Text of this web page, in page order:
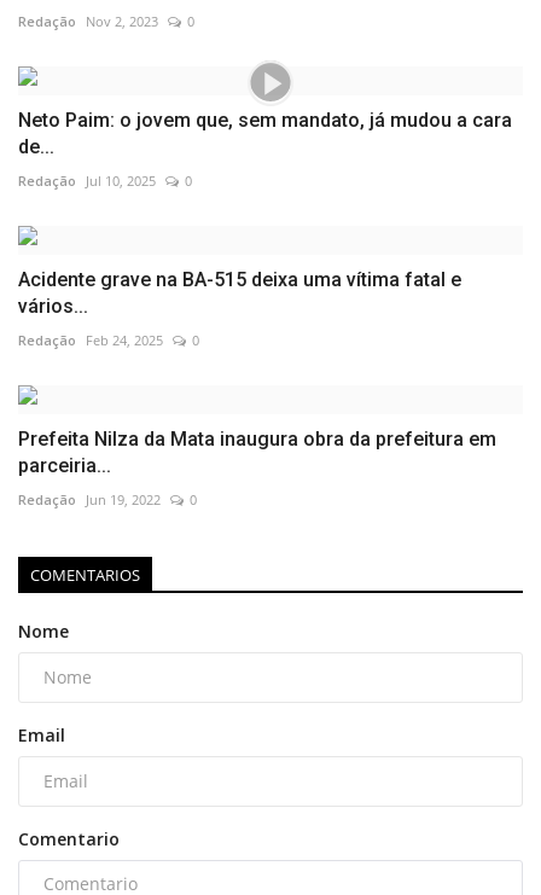
Redação Nov 2, 2023 0
Neto Paim: o jovem que, sem mandato, já mudou a cara
de...
Redação Jul 10, 2025 0
Acidente grave na BA-515 deixa uma vítima fatal e
vários...
Redação Feb 24, 2025 0
Prefeita Nilza da Mata inaugura obra da prefeitura em
parceiria...
Redação Jun 19, 2022 0
COMENTARIOS
Nome
Email
Comentario